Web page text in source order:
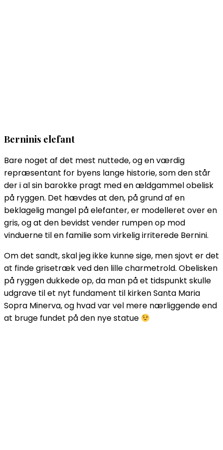
Berninis elefant
Bare noget af det mest nuttede, og en værdig
repræsentant for byens lange historie, som den står
der i al sin barokke pragt med en ældgammel obelisk
på ryggen. Det hævdes at den, på grund af en
beklagelig mangel på elefanter, er modelleret over en
gris, og at den bevidst vender rumpen op mod
vinduerne til en familie som virkelig irriterede Bernini.
Om det sandt, skal jeg ikke kunne sige, men sjovt er det
at finde grisetræk ved den lille charmetrold. Obelisken
på ryggen dukkede op, da man på et tidspunkt skulle
udgrave til et nyt fundament til kirken Santa Maria
Sopra Minerva, og hvad var vel mere nærliggende end
at bruge fundet på den nye statue